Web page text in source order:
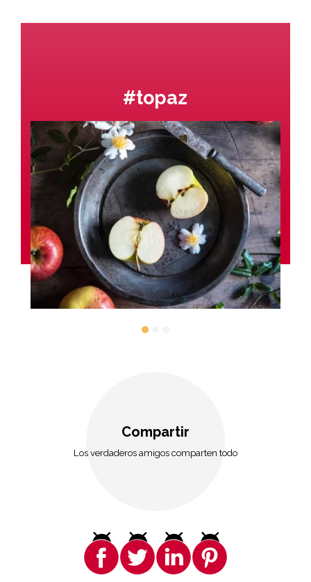
#topaz
Compartir
Los verdaderos amigos comparten todo